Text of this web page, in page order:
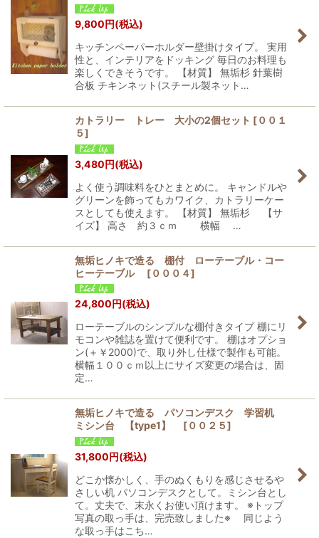
9,800円(税込)
キッチンペーパーホルダー壁掛けタイプ。 実用
性と、インテリアをドッキング 毎日のお料理も
楽しくできそうです。 【材質】 無垢杉 針葉樹
合板 チキンネット(スチール製ネット…
カトラリー トレー 大小の2個セット [００１
５]
3,480円(税込)
よく使う調味料をひとまとめに。 キャンドルや
グリーンを飾ってもカワイク、カトラリーケー
スとしても使えます。 【材質】 無垢杉 【サ
イズ】 高さ 約３ｃｍ 横幅 …
無垢ヒノキで造る 棚付 ローテーブル・コー
ヒーテーブル [０００４]
24,800円(税込)
ローテーブルのシンプルな棚付きタイプ 棚にリ
モコンや雑誌を置けて便利です。 棚はオプショ
ン(＋￥2000)で、取り外し仕様で製作も可能。
横幅１００ｃｍ以上にサイズ変更の場合は、固
定…
無垢ヒノキで造る パソコンデスク 学習机
ミシン台 【type1】
[００２５]
31,800円(税込)
どこか懐かしく、手のぬくもりを感じさせるや
さしい机 パソコンデスクとして。ミシン台とし
て。丈夫で、末永くお使い頂けます。 ※トップ
写真の取っ手は、完売致しました※ 同じよう
な取っ手はこち…